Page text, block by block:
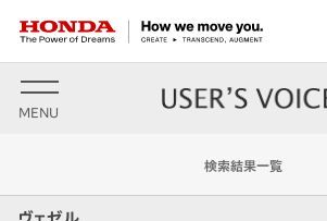
MENU
検索結果一覧